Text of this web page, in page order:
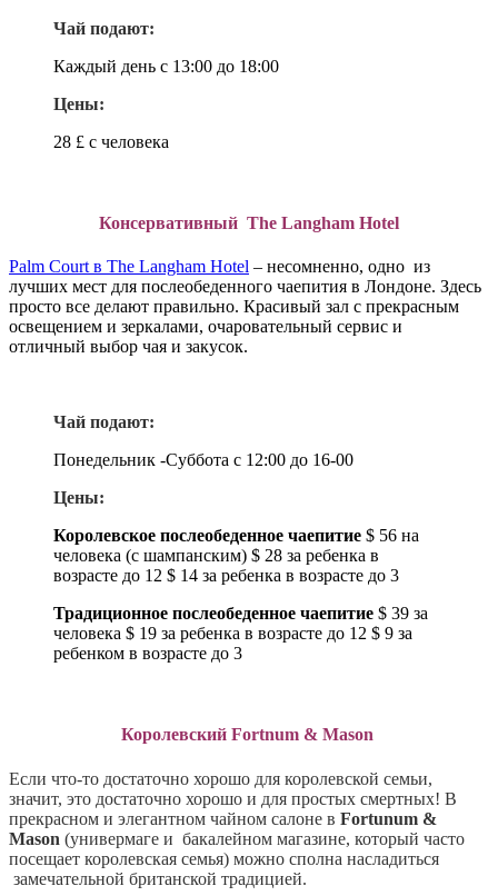
Чай подают:
Каждый день с 13:00 до 18:00
Цены:
28 £ с человека
Консервативный The Langham Hotel
Palm Court в The Langham Hotel – несомненно, одно из
лучших мест для послеобеденного чаепития в Лондоне. Здесь
просто все делают правильно. Красивый зал с прекрасным
освещением и зеркалами, очаровательный сервис и
отличный выбор чая и закусок.
Чай подают:
Понедельник -Суббота с 12:00 до 16-00
Цены:
Королевское послеобеденное чаепитие $ 56 на
человека (с шампанским) $ 28 за ребенка в
возрасте до 12 $ 14 за ребенка в возрасте до 3
Традиционное послеобеденное чаепитие $ 39 за
человека $ 19 за ребенка в возрасте до 12 $ 9 за
ребенком в возрасте до 3
Королевский Fortnum & Mason
Если что-то достаточно хорошо для королевской семьи,
значит, это достаточно хорошо и для простых смертных! В
прекрасном и элегантном чайном салоне в Fortunum &
Mason (универмаге и бакалейном магазине, который часто
посещает королевская семья) можно сполна насладиться
замечательной британской традицией.